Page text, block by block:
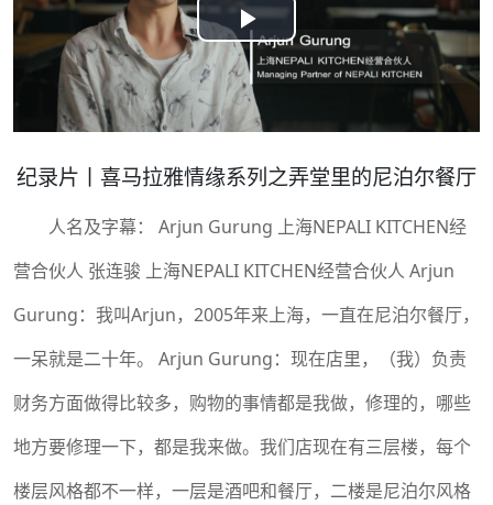
Play
Video
纪录片丨喜马拉雅情缘系列之弄堂里的尼泊尔餐厅
人名及字幕： Arjun Gurung 上海NEPALI KITCHEN经
营合伙人 张连骏 上海NEPALI KITCHEN经营合伙人 Arjun
Gurung：我叫Arjun，2005年来上海，一直在尼泊尔餐厅，
一呆就是二十年。 Arjun Gurung：现在店里，（我）负责
财务方面做得比较多，购物的事情都是我做，修理的，哪些
地方要修理一下，都是我来做。我们店现在有三层楼，每个
楼层风格都不一样，一层是酒吧和餐厅，二楼是尼泊尔风格